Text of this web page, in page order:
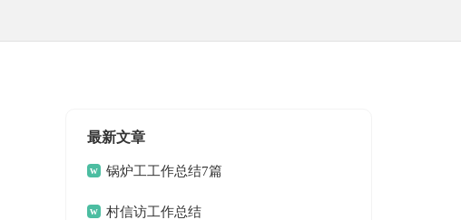
最新文章
锅炉工工作总结7篇
村信访工作总结